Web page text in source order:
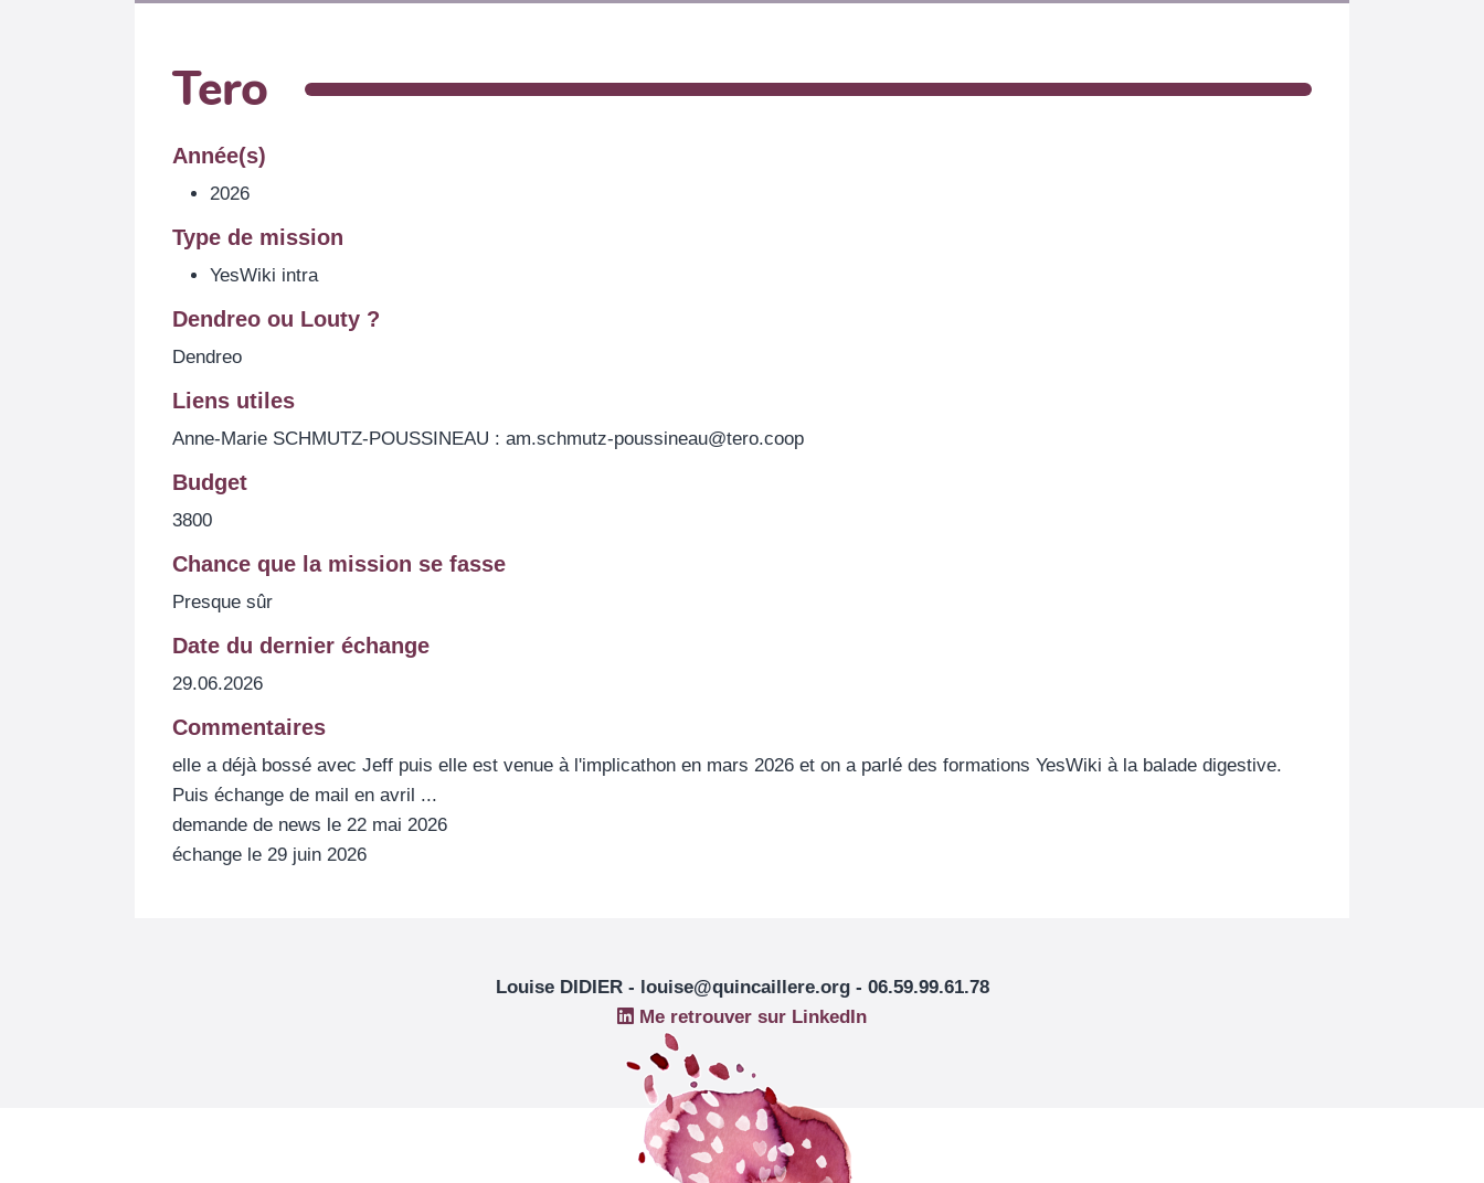
Tero
Année(s)
2026
Type de mission
YesWiki intra
Dendreo ou Louty ?
Dendreo
Liens utiles
Anne-Marie SCHMUTZ-POUSSINEAU : am.schmutz-poussineau@tero.coop
Budget
3800
Chance que la mission se fasse
Presque sûr
Date du dernier échange
29.06.2026
Commentaires
elle a déjà bossé avec Jeff puis elle est venue à l'implicathon en mars 2026 et on a parlé des formations YesWiki à la balade digestive.
Puis échange de mail en avril ...
demande de news le 22 mai 2026
échange le 29 juin 2026
Louise DIDIER - louise@quincaillere.org - 06.59.99.61.78
Me retrouver sur LinkedIn